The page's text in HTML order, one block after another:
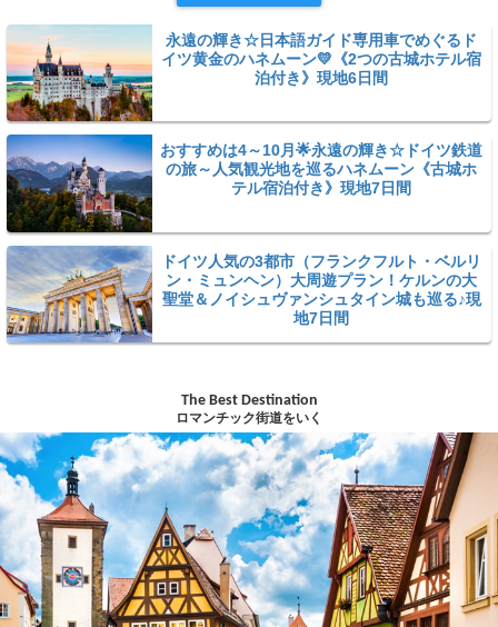
永遠の輝き☆日本語ガイド専用車でめぐるド
イツ黄金のハネムーン💛《2つの古城ホテル宿
泊付き》現地6日間
おすすめは4～10月🌟永遠の輝き☆ドイツ鉄道
の旅～人気観光地を巡るハネムーン《古城ホ
テル宿泊付き》現地7日間
ドイツ人気の3都市（フランクフルト・ベルリ
ン・ミュンヘン）大周遊プラン！ケルンの大
聖堂＆ノイシュヴァンシュタイン城も巡る♪現
地7日間
The Best Destination
ロマンチック街道をいく